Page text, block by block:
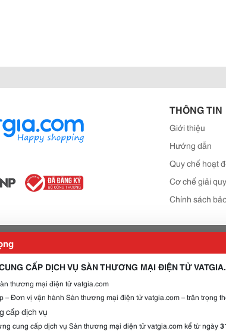
THÔNG TIN
Giới thiệu
Hướng dẫn
Quy chế hoạt
Cơ chế giải
Chính sách
CẤP DỊCH VỤ SÀN THƯƠNG MẠI ĐIỆN TỬ
thương mại điện tử vatgia.com
– Đơn vị vận hành Sàn thương mại điện tử vatgia.com – trân trọng
cấp dịch vụ
cung cấp dịch vụ Sàn thương mại điện tử vatgia.com kể từ ngày